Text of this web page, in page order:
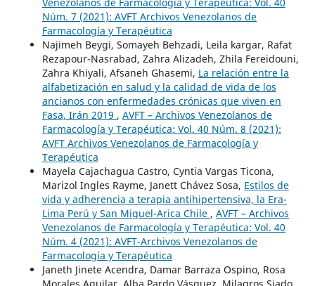
Núm. 7 (2021): AVFT Archivos Venezolanos de
Farmacología y Terapéutica
Najimeh Beygi, Somayeh Behzadi, Leila kargar, Rafat
Rezapour-Nasrabad, Zahra Alizadeh, Zhila Fereidouni,
Zahra Khiyali, Afsaneh Ghasemi, La relación entre la
alfabetización en salud y la calidad de vida de los
ancianos con enfermedades crónicas que viven en
Fasa, Irán 2019 , AVFT – Archivos Venezolanos de
Farmacología y Terapéutica: Vol. 40 Núm. 8 (2021):
AVFT Archivos Venezolanos de Farmacología y
Terapéutica
Mayela Cajachagua Castro, Cyntia Vargas Ticona,
Marizol Ingles Rayme, Janett Chávez Sosa, Estilos de
vida y adherencia a terapia antihipertensiva, la Era-
Lima Perú y San Miguel-Arica Chile , AVFT – Archivos
Venezolanos de Farmacología y Terapéutica: Vol. 40
Núm. 4 (2021): AVFT-Archivos Venezolanos de
Farmacología y Terapéutica
Janeth Jinete Acendra, Damar Barraza Ospino, Rosa